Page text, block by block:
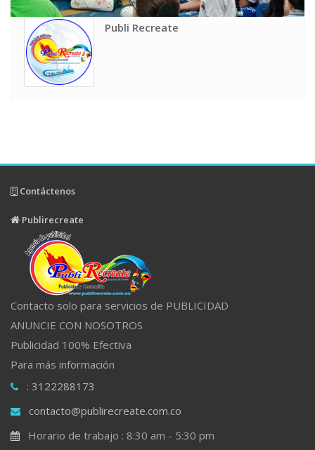
Publi Recreate
Contáctenos
Publirecreate
Contacto solo para servicios de PUBLICIDAD
ANUNCIE CON NOSOTROS
Publicidad 100% Efectiva
Para más información
: 3122288173
contacto@publirecreate.com.co
Horario de trabajo : 8:30 am - 5:30 pm